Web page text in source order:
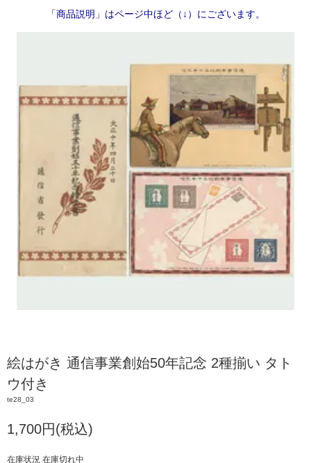
「商品説明」はページ中ほど（↓）にございます。
絵はがき 通信事業創始50年記念 2種揃い タト
ウ付き
te28_03
1,700円(税込)
在庫状況 在庫切れ中